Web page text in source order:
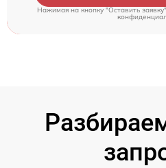
Нажимая на кнопку "Оставить